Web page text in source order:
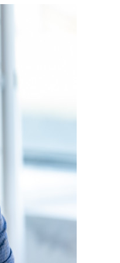
для меня это